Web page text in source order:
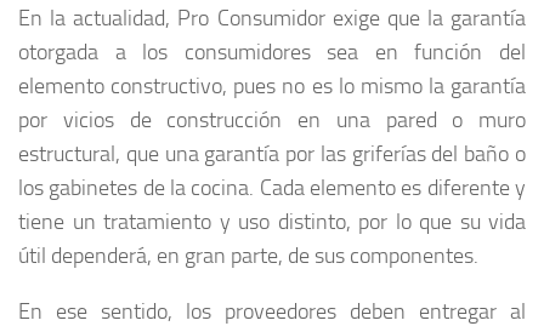
En la actualidad, Pro Consumidor exige que la garantía
otorgada a los consumidores sea en función del
elemento constructivo, pues no es lo mismo la garantía
por vicios de construcción en una pared o muro
estructural, que una garantía por las griferías del baño o
los gabinetes de la cocina. Cada elemento es diferente y
tiene un tratamiento y uso distinto, por lo que su vida
útil dependerá, en gran parte, de sus componentes.
En ese sentido, los proveedores deben entregar al